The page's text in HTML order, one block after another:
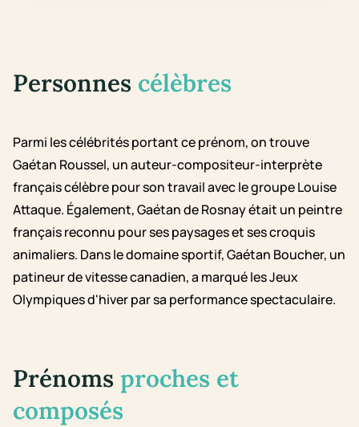
Personnes célèbres
Parmi les célébrités portant ce prénom, on trouve
Gaétan Roussel, un auteur-compositeur-interprète
français célèbre pour son travail avec le groupe Louise
Attaque. Également, Gaétan de Rosnay était un peintre
français reconnu pour ses paysages et ses croquis
animaliers. Dans le domaine sportif, Gaétan Boucher, un
patineur de vitesse canadien, a marqué les Jeux
Olympiques d'hiver par sa performance spectaculaire.
Prénoms proches et
composés